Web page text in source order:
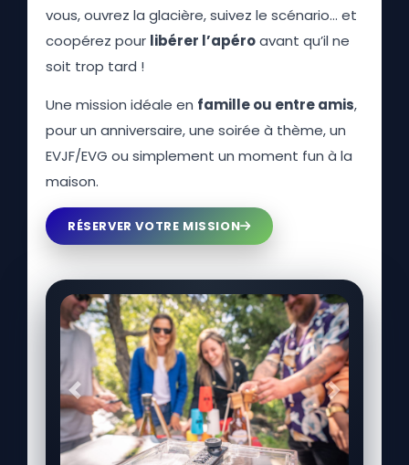
vous, ouvrez la glacière, suivez le scénario… et
coopérez pour libérer l’apéroavant qu’il ne
soit trop tard !
Une mission idéale en famille ou entre amis,
pour un anniversaire, une soirée à thème, un
EVJF/EVG ou simplement un moment fun à la
maison.
RÉSERVER VOTRE MISSION
Précédent Suivant